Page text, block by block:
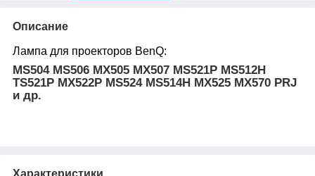
Описание
Лампа для проекторов BenQ:
MS504 MS506 MX505 MX507 MS521P MS512H
TS521P MX522P MS524 MS514H MX525 MX570 PRJ
и др.
Характеристики